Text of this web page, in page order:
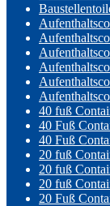
40 fuß
40 Fuß
40 Fuß
20 fuß
20 fuß
20 fuß
20 Fuß